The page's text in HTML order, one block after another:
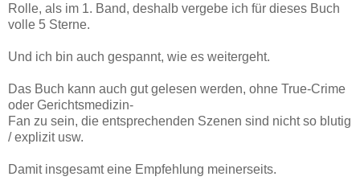
Rolle, als im 1. Band, deshalb vergebe ich für dieses Buch
volle 5 Sterne.
Und ich bin auch gespannt, wie es weitergeht.
Das Buch kann auch gut gelesen werden, ohne True-Crime
oder Gerichtsmedizin-
Fan zu sein, die entsprechenden Szenen sind nicht so blutig
/ explizit usw.
Damit insgesamt eine Empfehlung meinerseits.